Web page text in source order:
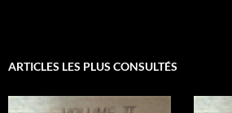
ARTICLES LES PLUS CONSULTÉS